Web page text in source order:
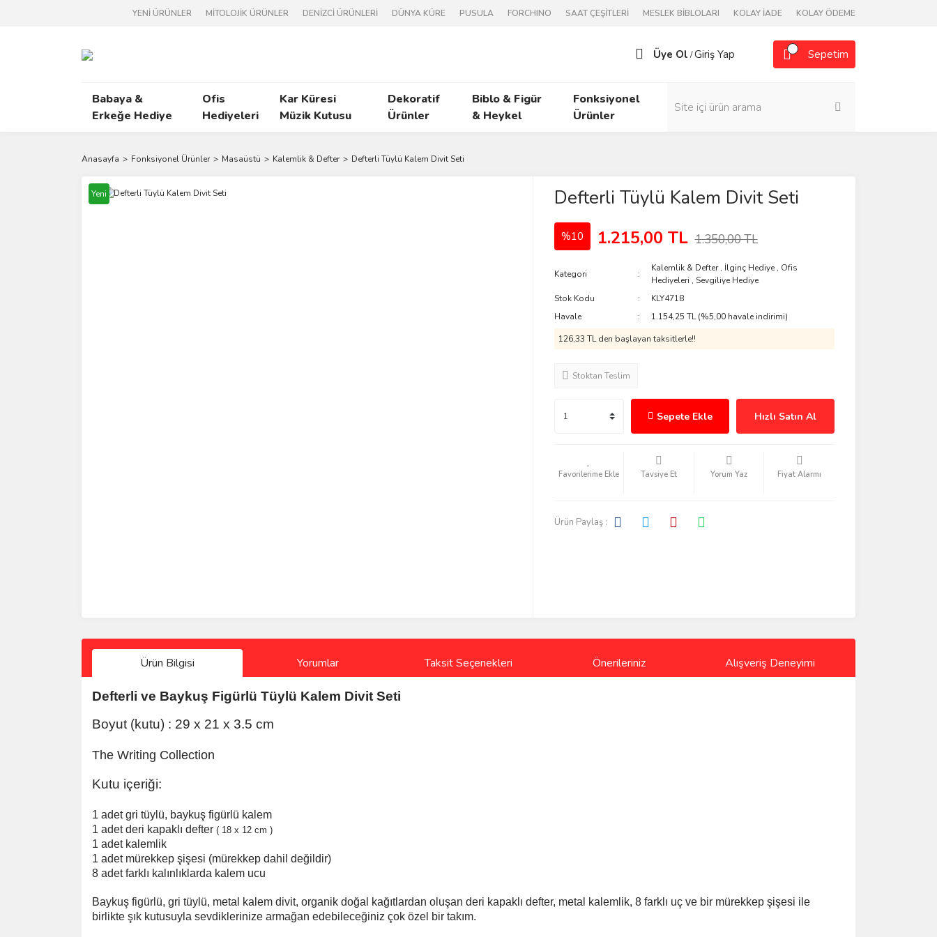
YENİ ÜRÜNLER MİTOLOJİK ÜRÜNLER DENİZCİ ÜRÜNLERİ DÜNYA KÜRE PUSULA FORCHINO SAAT ÇEŞİTLERİ MESLEK BİBLOLARI KOLAY İADE KOLAY ÖDEME
Üye Ol /Giriş Yap Sepetim
Babaya &
Erkeğe Hediye
Ofis
Hediyeleri
Kar Küresi
Müzik Kutusu
Dekoratif
Ürünler
Biblo & Figür
& Heykel
Fonksiyonel
Ürünler
Anasayfa Fonksiyonel Ürünler Masaüstü Kalemlik & Defter Defterli Tüylü Kalem Divit Seti
Yeni Defterli Tüylü Kalem Divit Seti
%10 1.215,00 TL 1.350,00 TL
Kategori
Kalemlik & Defter, İlginç Hediye , Ofis
Hediyeleri ,Sevgiliye Hediye
Stok Kodu
KLY4718
Havale
1.154,25 TL (%5,00 havale indirimi)
126,33 TL den başlayan taksitlerle!!
Stoktan Teslim
Sepete Ekle Hızlı Satın Al
Tavsiye Et Yorum Yaz Fiyat Alarmı
Ürün Paylaş :
Ürün Bilgisi Yorumlar Taksit Seçenekleri Önerileriniz Alışveriş Deneyimi
Defterli ve Baykuş Figürlü Tüylü Kalem Divit Seti
Boyut (kutu) : 29 x 21 x 3.5 cm
The Writing Collection
Kutu içeriği:
1 adet gri tüylü, baykuş figürlü kalem
1 adet deri kapaklı defter ( 18 x 12 cm )
1 adet kalemlik
1 adet mürekkep şişesi (mürekkep dahil değildir)
8 adet farklı kalınlıklarda kalem ucu
Baykuş figürlü, gri tüylü, metal kalem divit, organik doğal kağıtlardan oluşan deri kapaklı defter, metal kalemlik, 8 farklı uç ve bir mürekkep şişesi ile
birlikte şık kutusuyla sevdiklerinize armağan edebileceğiniz çok özel bir takım.